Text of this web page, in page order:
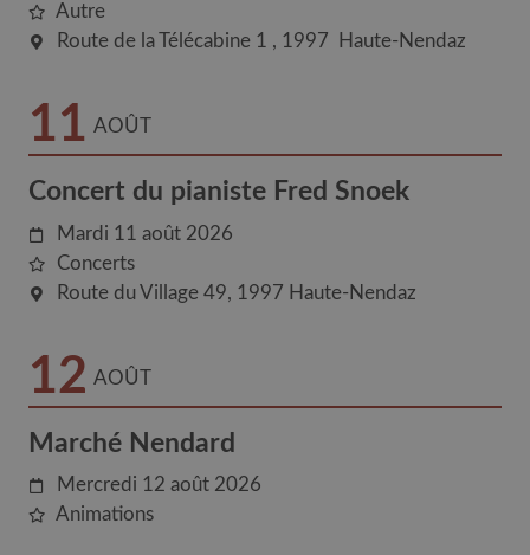
Autre
Route de la Télécabine 1
1997 Haute-Nendaz
11 AOÛT
Concert du pianiste Fred Snoek
Mardi 11 août 2026
Concerts
Route du Village 49 1997 Haute-Nendaz
12 AOÛT
Marché Nendard
Mercredi 12 août 2026
Animations